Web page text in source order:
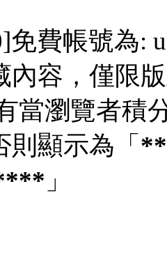
免費帳號為:
內容，僅限
當瀏覽者積
則顯示為「
」